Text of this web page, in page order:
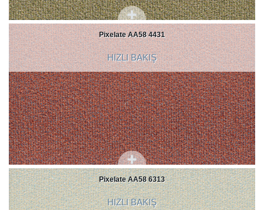
Pixelate AA58 4431
HIZLI BAKIŞ
Pixelate AA58 6313
HIZLI BAKIŞ